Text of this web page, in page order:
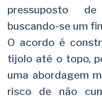
pressuposto de
buscando-se um
O acordo é
tijolo até o topo,
uma abordagem
risco de não